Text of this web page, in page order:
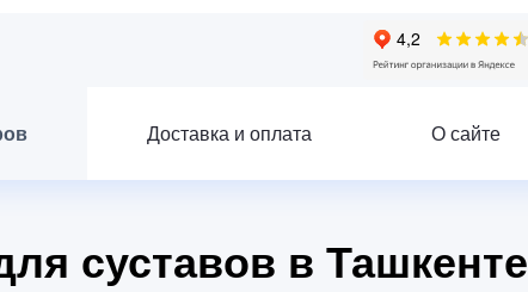
Доставка и оплата О сайте
суставов в Ташкенте